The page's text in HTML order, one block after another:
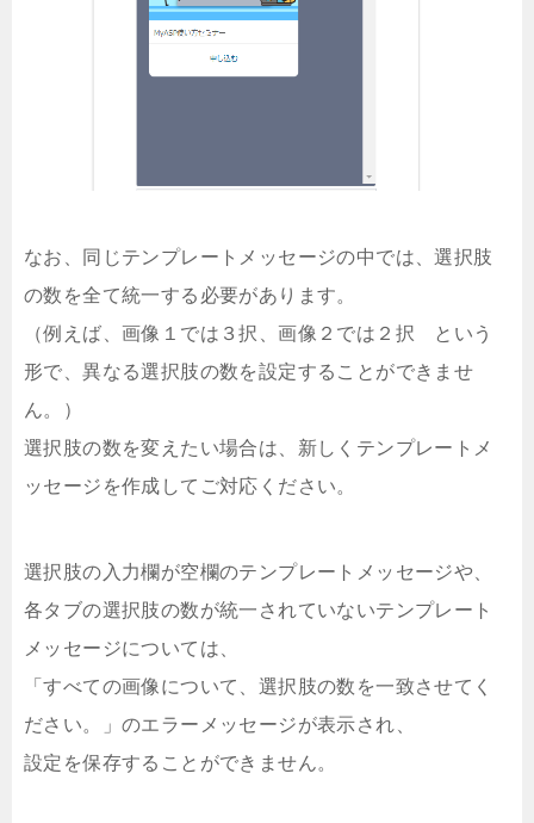
なお、同じテンプレートメッセージの中では、選択肢
の数を全て統一する必要があります。
（例えば、画像１では３択、画像２では２択 という
形で、異なる選択肢の数を設定することができませ
ん。）
選択肢の数を変えたい場合は、新しくテンプレートメ
ッセージを作成してご対応ください。
選択肢の入力欄が空欄のテンプレートメッセージや、
各タブの選択肢の数が統一されていないテンプレート
メッセージについては、
「すべての画像について、選択肢の数を一致させてく
ださい。」のエラーメッセージが表示され、
設定を保存することができません。